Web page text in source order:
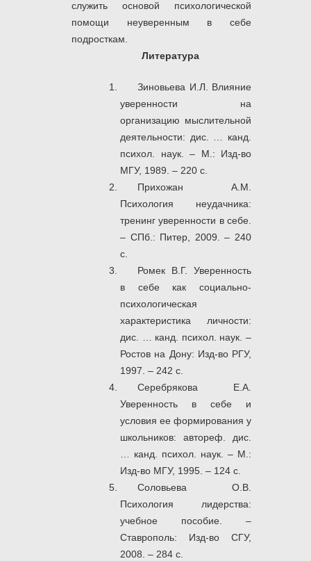
служить основой психологической
помощи неуверенным в себе
подросткам.
Литература
Зиновьева И.Л. Влияние
уверенности на
организацию мыслительной
деятельности: дис. … канд.
психол. наук. – М.: Изд-во
МГУ, 1989. – 220 с.
Прихожан А.М.
Психология неудачника:
тренинг уверенности в себе.
– СПб.: Питер, 2009. – 240
с.
Ромек В.Г. Уверенность
в себе как социально-
психологическая
характеристика личности:
дис. … канд. психол. наук. –
Ростов на Дону: Изд-во РГУ,
1997. – 242 c.
Серебрякова Е.А.
Уверенность в себе и
условия ее формирования у
школьников: автореф. дис.
… канд. психол. наук. – М.:
Изд-во МГУ, 1995. – 124 с.
Соловьева О.В.
Психология лидерства:
учебное пособие. –
Ставрополь: Изд-во СГУ,
2008. – 284 с.